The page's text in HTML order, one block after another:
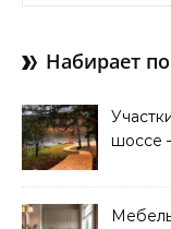
Набирает
шоссе